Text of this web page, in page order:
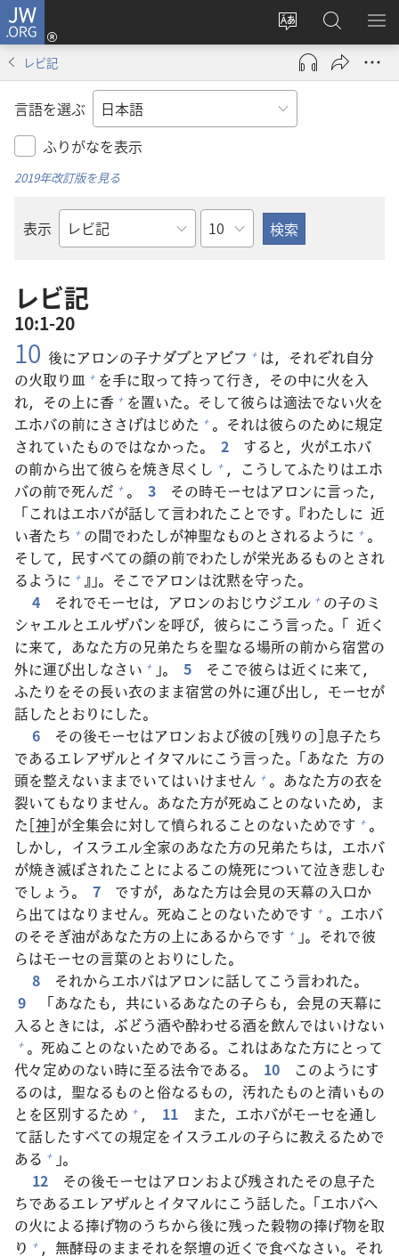
JW.ORG
サ
イ
ト
の
言
え
る
ロ
グ
ン
し
で
開
JW.ORG
の
検
メ
を
レビ記
言語を選ぶ
ふりがなを表示
2019年改訂版を見る
表示
聖
の
書
名
章
レビ記
10:1-20
10 後にアロンの子ナダブとアビフ + は，それぞれ自分
の火取り皿 + を手に取って持って行き，その中に火を入
れ，その 上に香 + を置いた。そして彼らは適法でない火を
エホバの前にささげはじめた + 。それは彼らのために規定
されていたものではなかった。
2 すると， 火がエホバ
の前から出て彼らを焼き尽くし + ，こうしてふたりはエホ
バの前で死んだ + 。 3 その時モーセはアロンに言った，
「これはエホバが話して言われたことです。『わたしに 近
い者たち + の間でわたしが神聖なものとされるように + 。
そして， 民すべての顔の前でわたしが栄光あるものとされ
るように + 』」。そこでアロンは沈黙を守った。
4
それでモーセは，アロンのおじウジエル + の子のミ
シャエルとエルザパンを呼び， 彼らにこう言った。「 近く
に来て，あなた方の兄弟たちを聖なる場所の前から宿営の
外に運び出しなさい + 」。 5 そこで彼らは近くに来て，
ふたりをその長い衣のまま宿営の外に運び出し，モーセが
話したとおりにした。
6
その後モーセはアロンおよび彼の[残りの]息子たち
であるエレアザルとイタマルにこう言った。「あなた 方の
頭を整えないままでいてはいけません + 。あなた方の衣を
裂いてもなりません。あなた方が死ぬことのないため，ま
た[神]が全集会に対して憤られることのないためです + 。
しかし，イスラエル全家のあなた方の兄弟たちは，エホバ
が焼き滅ぼされたことによるこの焼死について泣き悲しむ
でしょう。
7 ですが，あなた方は会見の天幕の入口か
ら出てはなりません。 死ぬことのないためです + 。エホバ
のそそぎ油があなた方の 上にあるからです + 」。それで彼
らはモーセの言葉のとおりにした。
8
それからエホバはアロンに話してこう言われた。
9
「あなたも， 共にいるあなたの子らも， 会見の天幕に
入るときには，ぶどう酒や酔わせる酒を飲んではいけない
+ 。 死ぬことのないためである。これはあなた方にとって
代々定めのない時に至る法令である。 10
このようにす
るのは， 聖なるものと俗なるもの， 汚れたものと清いもの
とを区別するため + ， 11 また，エホバがモーセを通し
て話したすべての規定をイスラエルの子らに教えるためで
ある + 」。
12
その後モーセはアロンおよび残されたその息子た
ちであるエレアザルとイタマルにこう話した。「エホバへ
の火による捧げ物のうちから後に残った穀物の捧げ物を取
り + ， 無酵母のままそれを祭壇の近くで食べなさい。それ